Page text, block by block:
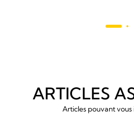
ARTICLES
Articles pouvant vous